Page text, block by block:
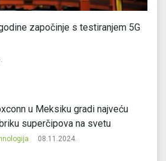
započinje s testiranjem 5G
u Meksiku gradi najveću
superčipova na svetu
08.11.2024.